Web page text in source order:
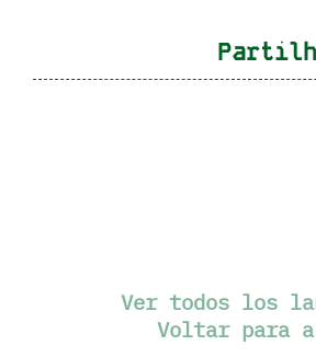
Ver todos los
Voltar para